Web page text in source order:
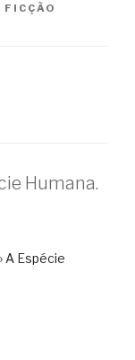
FICÇÃO
Humana.
A Espécie